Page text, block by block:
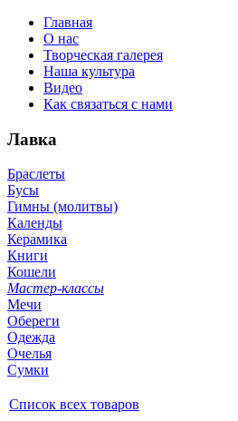
Главная
О нас
Творческая галерея
Наша культура
Видео
Как связаться с нами
Лавка
Браслеты
Бусы
Гимны (молитвы)
Календы
Керамика
Книги
Кошели
Мастер-классы
Мечи
Обереги
Одежда
Очелья
Сумки
Список всех товаров